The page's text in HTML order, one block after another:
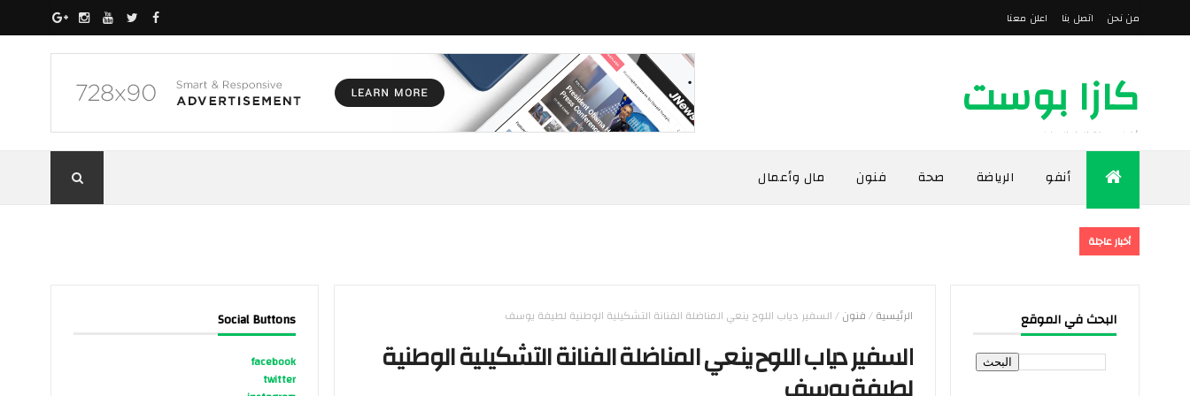
من نحن اتصل بنا اعلن معنا
كازا بوست
أخبار مدينة الدار البيضاء
أنفو الرياضة صحة فنون مال وأعمال
أخبار عاجلة
البحث في الموقع الرئيسية/فنون/السفير دياب اللوح ينعي المناضلة الفنانة التشكيلية الوطنية لطيفة يوسف
السفير دياب اللوح ينعي المناضلة الفنانة التشكيلية الوطنية
Social Buttons
facebook
twitter